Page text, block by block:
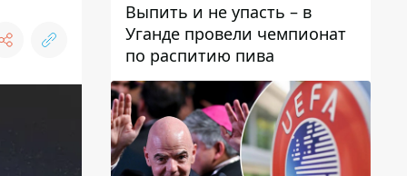
Выпить и не упасть – в
Уганде провели чемпионат
по распитию пива